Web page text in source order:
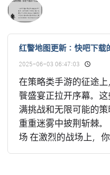
红警地图更新：快吧下载
2025-06-03 06:47:03
在策略类手游的征途
餮盛宴正拉开序幕。
满挑战和无限可能的
重重迷雾中披荆斩棘
场 在激烈的战场上，